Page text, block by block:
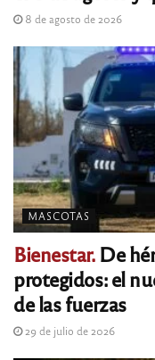
8 de agosto de 2026
MASCOTAS
Bienestar.De
protegidos: el
de las fuerzas
29 de julio de 2026